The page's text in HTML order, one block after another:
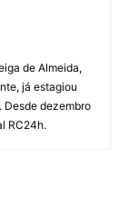
de Almeida,
já estagiou
Desde dezembro
RC24h.